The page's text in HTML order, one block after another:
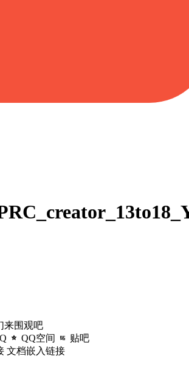
来围观吧
QQ空间 贴吧
文档嵌入链接